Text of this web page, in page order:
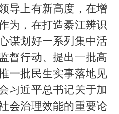
导上有新高度，在增
为，在打造綦江辨识
谋划好一系列集中活
督行动、提出一批高
一批民生实事落地见
习近平总书记关于加
会治理效能的重要论